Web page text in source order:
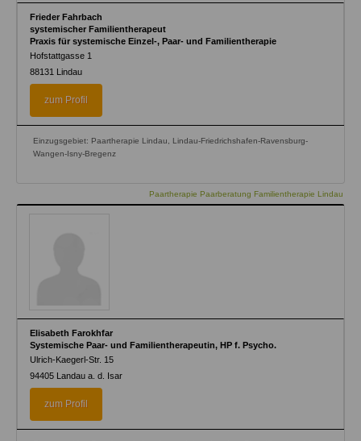
Frieder Fahrbach
systemischer Familientherapeut
Praxis für systemische Einzel-, Paar- und Familientherapie
Hofstattgasse 1
88131 Lindau
zum Profil
Einzugsgebiet: Paartherapie Lindau, Lindau-Friedrichshafen-Ravensburg-
Wangen-Isny-Bregenz
Paartherapie Paarberatung Familientherapie Lindau
Elisabeth Farokhfar
Systemische Paar- und Familientherapeutin, HP f. Psycho.
Ulrich-Kaegerl-Str. 15
94405 Landau a. d. Isar
zum Profil